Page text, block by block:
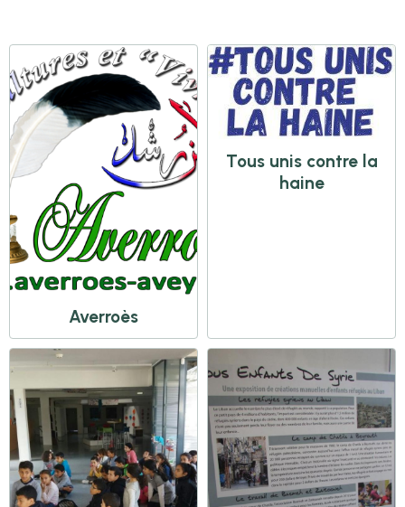
Averroès
Tous unis contre la
haine